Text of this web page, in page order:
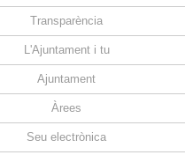
Transparència
L'Ajuntament i tu
Ajuntament
Àrees
Seu electrònica